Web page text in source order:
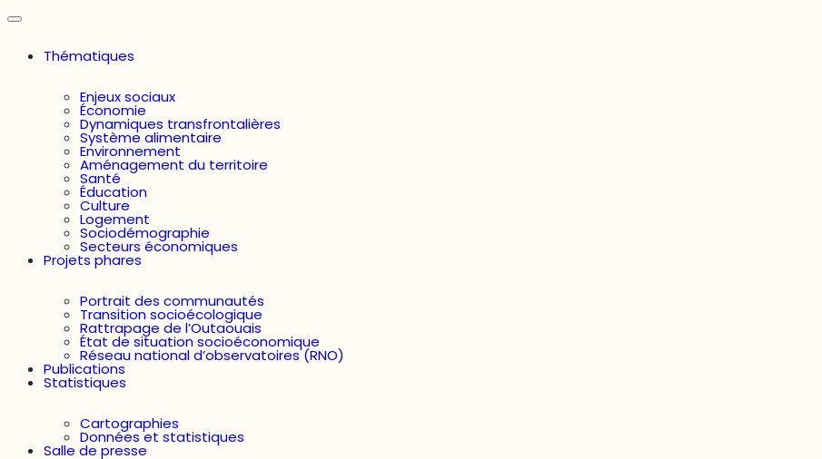
Thématiques
Enjeux sociaux
Économie
Dynamiques transfrontalières
Système alimentaire
Environnement
Aménagement du territoire
Santé
Éducation
Culture
Logement
Sociodémographie
Secteurs économiques
Projets phares
Portrait des communautés
Transition socioécologique
Rattrapage de l’Outaouais
État de situation socioéconomique
Réseau national d’observatoires (RNO)
Publications
Statistiques
Cartographies
Données et statistiques
Salle de presse